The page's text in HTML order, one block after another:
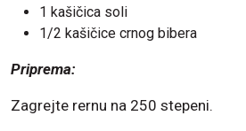
1 kašičica soli
1/2 kašičice crnog bibera
Priprema:
Zagrejte rernu na 250 stepeni.